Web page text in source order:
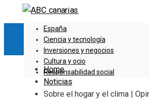
España
Ciencia y tecnología
Inversiones y negocios
Cultura y ocio
Responsabilidad social
Home
Noticias
Sobre el hogar y el clima |